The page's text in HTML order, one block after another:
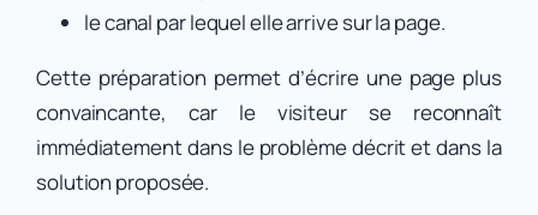
le canal par lequel elle arrive sur la page.
Cette préparation permet d’écrire une page plus
convaincante, car le visiteur se reconnaît
immédiatement dans le problème décrit et dans la
solution proposée.